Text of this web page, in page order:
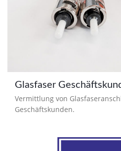
Glasfaser
Vermittlung von
Geschäftskunden.